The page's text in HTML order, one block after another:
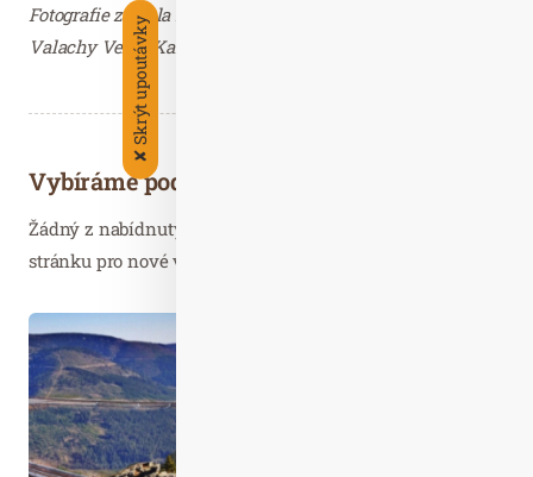
Fotografie zaslala Martina Žáčková, PR manažer Resort
Valachy Velké Karlovice – děkujeme.
Vybíráme podobné články
Žádný z nabídnutých článků vás nezajímá? Aktualizujte
stránku pro nové výsledky...
✘
Skrýt upoutávky